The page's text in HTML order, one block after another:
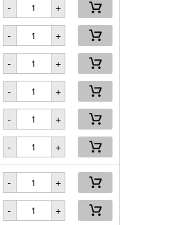
- +
- +
- +
- +
- +
- +
- +
- +